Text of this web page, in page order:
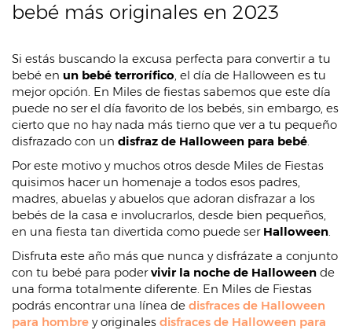
bebé más originales en 2023
Si estás buscando la excusa perfecta para convertir a tu
bebé en un bebé terrorífico, el día de Halloween es tu
mejor opción. En Miles de fiestas sabemos que este día
puede no ser el día favorito de los bebés, sin embargo, es
cierto que no hay nada más tierno que ver a tu pequeño
disfrazado con un disfraz de Halloween para bebé.
Por este motivo y muchos otros desde Miles de Fiestas
quisimos hacer un homenaje a todos esos padres,
madres, abuelas y abuelos que adoran disfrazar a los
bebés de la casa e involucrarlos, desde bien pequeños,
en una fiesta tan divertida como puede ser Halloween.
Disfruta este año más que nunca y disfrázate a conjunto
con tu bebé para podervivir la noche de Halloween de
una forma totalmente diferente. En Miles de Fiestas
podrás encontrar una línea de disfraces de Halloween
para hombre y originales disfraces de Halloween para